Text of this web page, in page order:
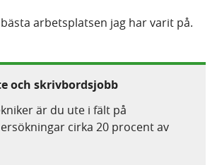
arbetsplatsen jag har varit på.
och skrivbordsjobb
är du ute i fält på
cirka 20 procent av